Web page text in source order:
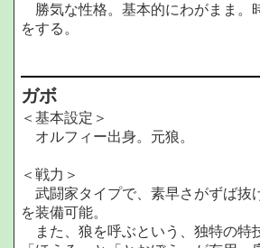
勝気な性格。基本的にわがまま。
をする。
ガボ
＜基本設定＞
オルフィー出身。元狼。
＜戦力＞
武闘家タイプで、素早さがずば抜
を装備可能。
また、狼を呼ぶという、独特の特